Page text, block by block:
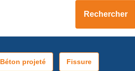
Rechercher
Béton projeté Fissure